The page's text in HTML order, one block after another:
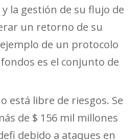
la gestión de su flujo de
un retorno de su
de un protocolo
es el conjunto de
está libre de riesgos. Se
de $ 156 mil millones
debido a ataques en